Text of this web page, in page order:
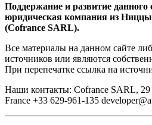
Поддержание и развитие данного
юридическая компания из
(Cofrance SARL).
Все материалы на данном сайте
источников или являются
При перепечатке ссылка на
Наши контакты: Cofrance SARL, 29
France +33 629-961-135